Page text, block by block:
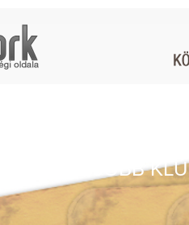
LEGJOBB